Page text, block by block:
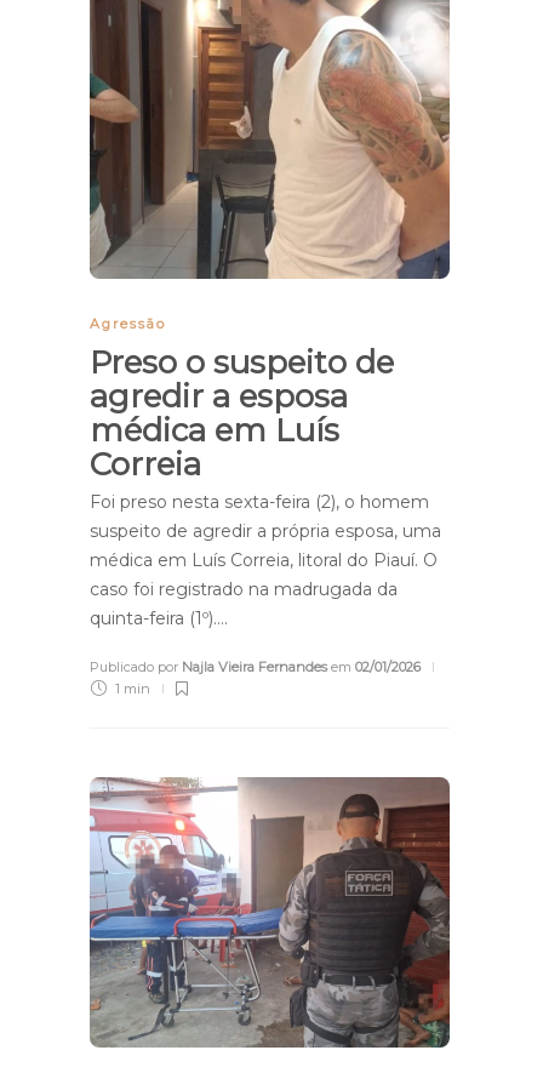
Agressão
Preso o suspeito de
agredir a esposa
médica em Luís
Correia
Foi preso nesta sexta-feira (2), o homem
suspeito de agredir a própria esposa, uma
médica em Luís Correia, litoral do Piauí. O
caso foi registrado na madrugada da
quinta-feira (1º)….
Publicado por Najla Vieira Fernandesem 02/01/2026
1 min